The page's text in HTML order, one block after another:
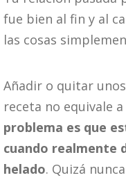
fue bien al fin y al
las cosas
Añadir o quitar
receta no equivale
problema es que
cuando realmente
helado. Quizá